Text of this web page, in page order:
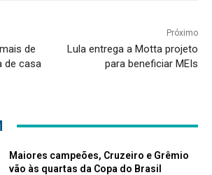
de
de casa
Próximo
Lula entrega a Motta projeto
para beneficiar MEIs
Maiores campeões, Cruzeiro e Grêmio
vão às quartas da Copa do Brasil